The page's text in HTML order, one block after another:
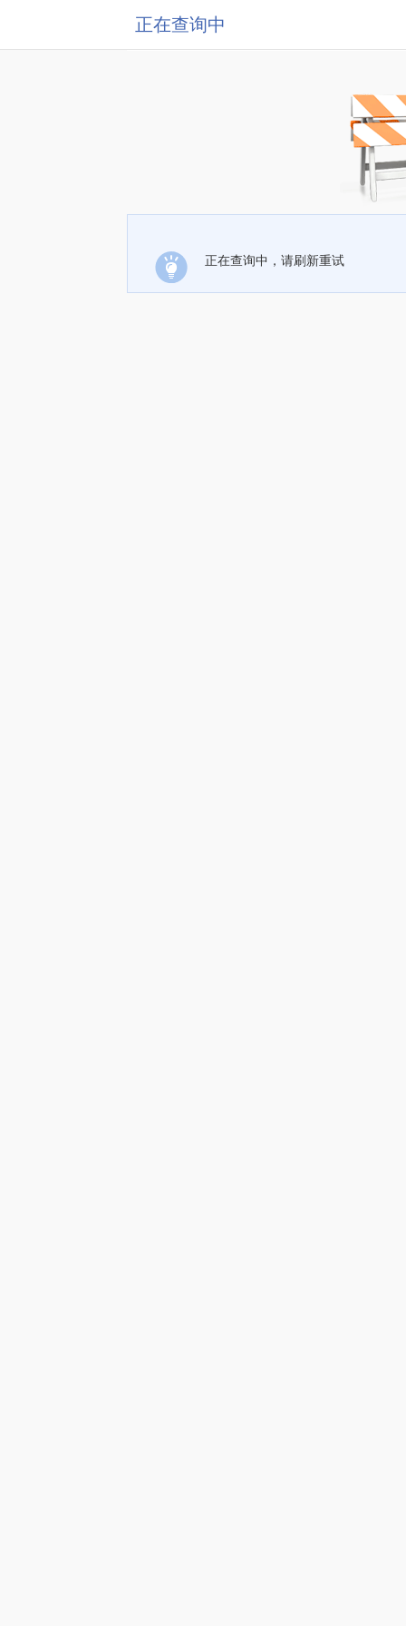
正在查询中
正在查询中，请刷新重试